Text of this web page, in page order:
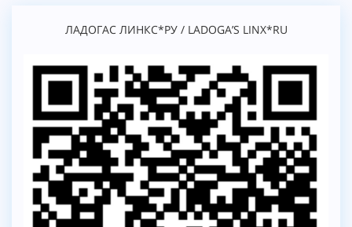
ЛАДОГАС ЛИНКС*РУ / LADOGA’S LINX*RU